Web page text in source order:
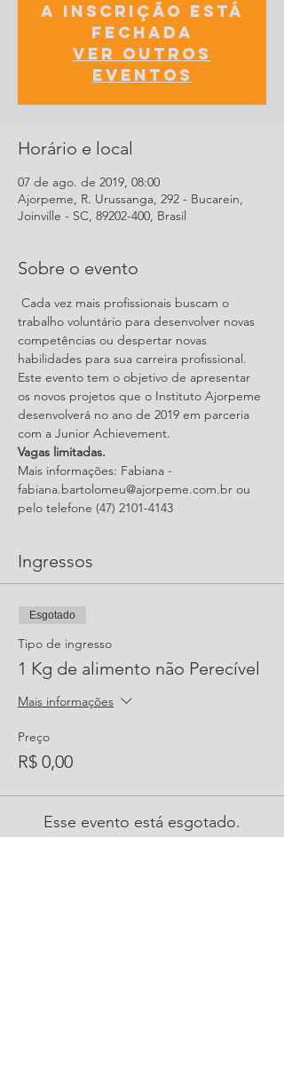
A inscrição está
fechada
Ver outros
eventos
Horário e local
07 de ago. de 2019, 08:00
Ajorpeme, R. Urussanga, 292 - Bucarein,
Joinville - SC, 89202-400, Brasil
Sobre o evento
Cada vez mais profissionais buscam o
trabalho voluntário para desenvolver novas
competências ou despertar novas
habilidades para sua carreira profissional.
Este evento tem o objetivo de apresentar
os novos projetos que o Instituto Ajorpeme
desenvolverá no ano de 2019 em parceria
com a Junior Achievement.
Vagas limitadas.
Mais informações: Fabiana -
fabiana.bartolomeu@ajorpeme.com.br ou
pelo telefone (47) 2101-4143
Ingressos
Esgotado
Tipo de ingresso
1 Kg de alimento não Perecível
Mais informações
Preço
R$ 0,00
Esse evento está esgotado.